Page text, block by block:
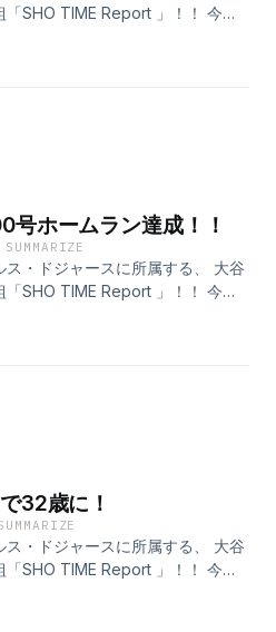
！ こちらもぜひ、お聴きくださ
SHO TIME Report 」！！ 今回
ターゲーム・スペシャル！ 山本
レディ・フリーマン選手、 マイ
ーマは「大谷翔平と私」！ ●大
はじめて大谷選手を知った時の
るプレイや言葉 ●大谷選手の近
ッセージ などなど、大谷選手に
です！ メッセージを送っていた
ントも！ ご提供のアパホテルか
ってお奨めする 本格派ビーフカ
ット」を 毎月10名様にプレゼン
いね！ そして、この番組は配信
方でも赤木さんと鈴木アナのやり
ホームラン達成！！
ス・ドジャースに所属する、 大谷
SHO TIME Report 」！！ 今回
りお届け！ さらに、大谷選手、
者会見の様子や、ラッシング選手
手の印象に残っているプレイや
大谷選手への応援メッセージ な
とならなんでもOKです！ メッ
中から抽選でプレゼントも！ ご
テル社長が自信を持ってお奨め
社長カレー・10個セット」を 毎
ぜひ、お送りくださいね！ そし
く、 TOKYO FMの方でも赤木さ
ます！ 放送時間は毎週土曜日の
ひ、お聴きくださいね！
32歳に！
ス・ドジャースに所属する、 大谷
SHO TIME Report 」！！ 今回
りお届け！ さらに、佐々木朗希
子もたっぷりとお届けします！ テ